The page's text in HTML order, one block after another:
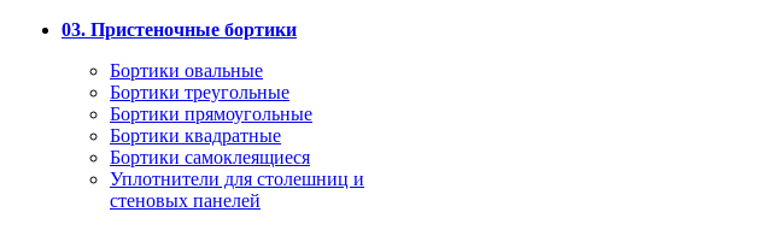
03. Пристеночные бортики
Бортики овальные
Бортики треугольные
Бортики прямоугольные
Бортики квадратные
Бортики самоклеящиеся
Уплотнители для столешниц и
стеновых панелей